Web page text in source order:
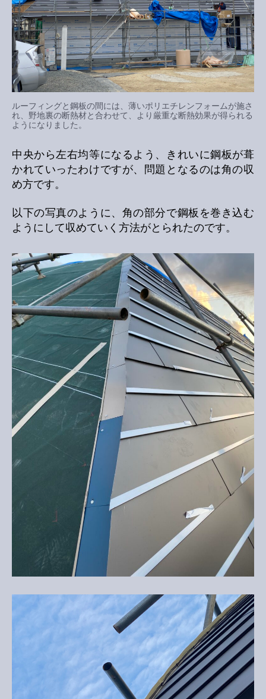
ルーフィングと鋼板の間には、薄いポリエチレンフォームが施さ
れ、野地裏の断熱材と合わせて、より厳重な断熱効果が得られる
ようになりました。
中央から左右均等になるよう、きれいに鋼板が葺
かれていったわけですが、問題となるのは角の収
め方です。
以下の写真のように、角の部分で鋼板を巻き込む
ようにして収めていく方法がとられたのです。